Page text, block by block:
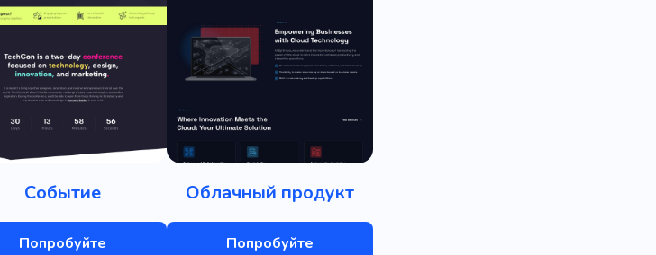
Событие
Попробуйте
Облачный продукт
Попробуйте